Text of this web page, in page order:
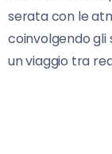
serata con le
coinvolgendo
un viaggio tra